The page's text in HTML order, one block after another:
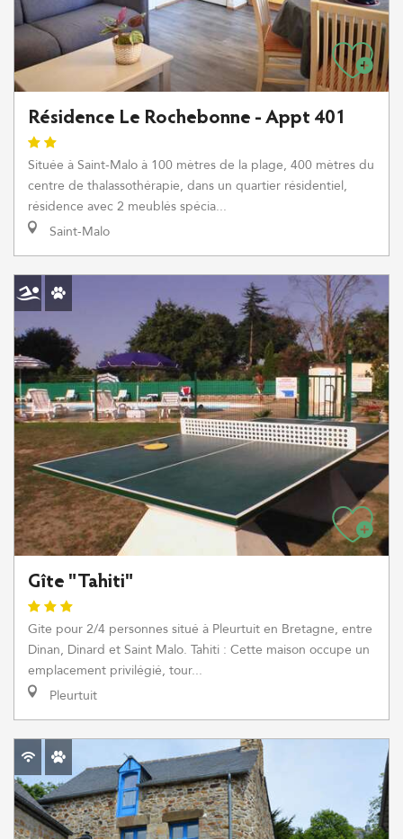
Résidence Le Rochebonne - Appt 401
Située à Saint-Malo à 100 mètres de la plage, 400 mètres du
centre de thalassothérapie, dans un quartier résidentiel,
résidence avec 2 meublés spécia...
Saint-Malo
Gîte "Tahiti"
Gite pour 2/4 personnes situé à Pleurtuit en Bretagne, entre
Dinan, Dinard et Saint Malo. Tahiti : Cette maison occupe un
emplacement privilégié, tour...
Pleurtuit